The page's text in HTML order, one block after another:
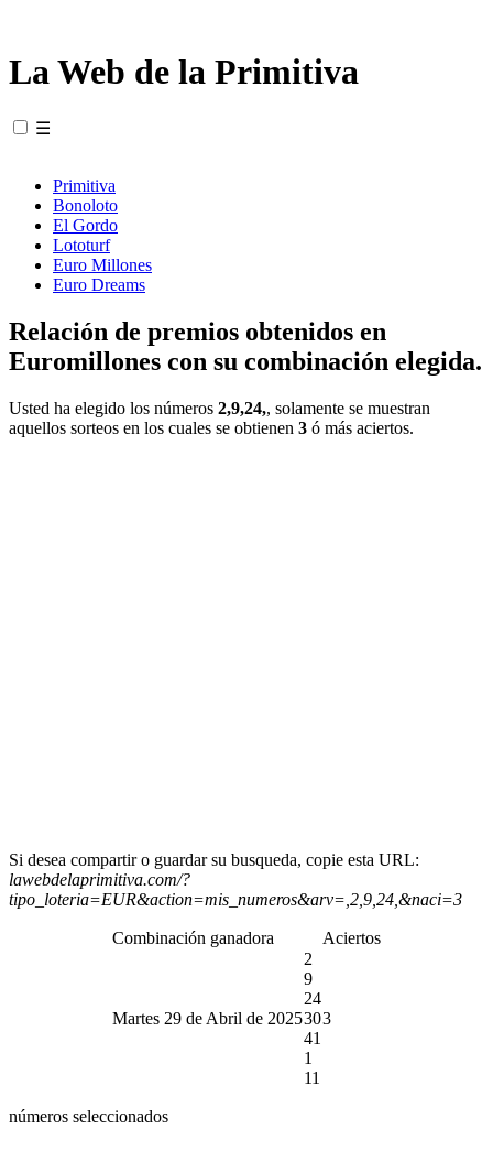
La Web de la Primitiva
☰
Primitiva
Bonoloto
El Gordo
Lototurf
Euro Millones
Euro Dreams
Relación de premios obtenidos en
Euromillones con su combinación elegida.
Usted ha elegido los números 2,9,24,, solamente se muestran
aquellos sorteos en los cuales se obtienen 3 ó más aciertos.
Si desea compartir o guardar su busqueda, copie esta URL:
lawebdelaprimitiva.com/?
tipo_loteria=EUR&action=mis_numeros&arv=,2,9,24,&naci=3
Combinación ganadora Aciertos
Martes 29 de Abril de 2025
2
9
24
30
41
1
11
3
números seleccionados